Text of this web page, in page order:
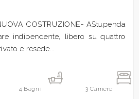
COSTRUZIONE- AStupenda
indipendente, libero su quattro
e resede...
4 Bagni 3 Camere